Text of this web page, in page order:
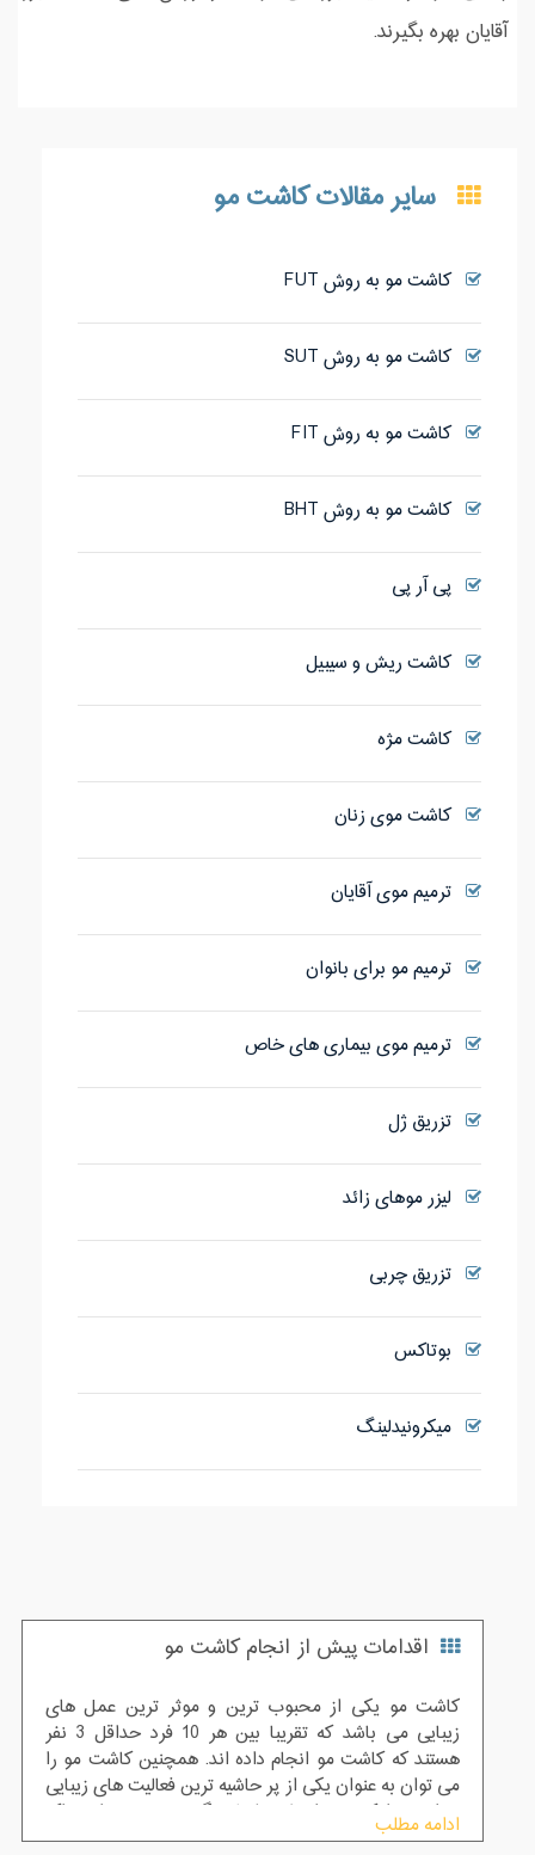
آقایان بهره بگیرند.
سایر مقالات کاشت مو
کاشت مو به روش FUT
کاشت مو به روش SUT
کاشت مو به روش FIT
کاشت مو به روش BHT
پی آر پی
کاشت ریش و سیبیل
کاشت مژه
کاشت موی زنان
ترمیم موی آقایان
ترمیم مو برای بانوان
ترمیم موی بیماری های خاص
تزریق ژل
لیزر موهای زائد
تزریق چربی
بوتاکس
میکرونیدلینگ
اقدامات پیش از انجام کاشت مو
کاشت مو یکی از محبوب ترین و موثر ترین عمل های
زیبایی می باشد که تقریبا بین هر 10 فرد حداقل 3 نفر
هستند که کاشت مو انجام داده اند. همچنین کاشت مو را
می توان به عنوان یکی از پر حاشیه ترین فعالیت های زیبایی
خواند چرا که به واسطه تبلیغات گسترده برخی از مراکز
کاشت مو باعث شده که انتخاب سخت تر شود.
ادامه مطلب